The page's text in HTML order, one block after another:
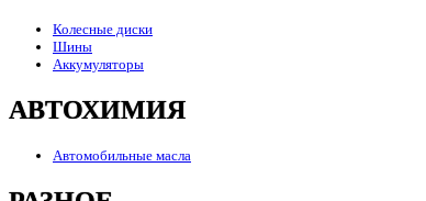
Колесные диски
Шины
Аккумуляторы
АВТОХИМИЯ
Автомобильные масла